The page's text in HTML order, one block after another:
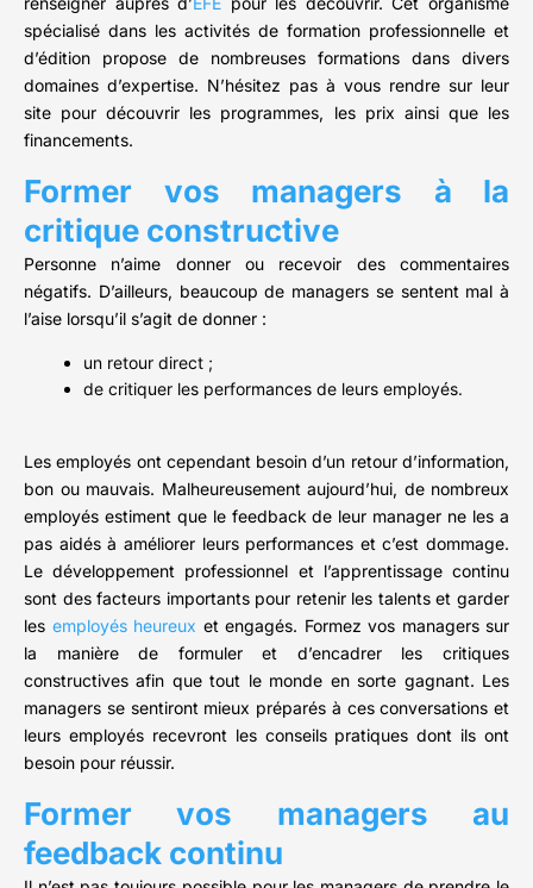
spécialisé dans les activités de formation professionnelle et
d’édition propose de nombreuses formations dans divers
domaines d’expertise. N’hésitez pas à vous rendre sur leur
site pour découvrir les programmes, les prix ainsi que les
financements.
Former vos managers à la
critique constructive
Personne n’aime donner ou recevoir des commentaires
négatifs. D’ailleurs, beaucoup de managers se sentent mal à
l’aise lorsqu’il s’agit de donner :
un retour direct ;
de critiquer les performances de leurs employés.
Les employés ont cependant besoin d’un retour d’information,
bon ou mauvais. Malheureusement aujourd’hui, de nombreux
employés estiment que le feedback de leur manager ne les a
pas aidés à améliorer leurs performances et c’est dommage.
Le développement professionnel et l’apprentissage continu
sont des facteurs importants pour retenir les talents et garder
les employés heureux et engagés. Formez vos managers sur
la manière de formuler et d’encadrer les critiques
constructives afin que tout le monde en sorte gagnant. Les
managers se sentiront mieux préparés à ces conversations et
leurs employés recevront les conseils pratiques dont ils ont
besoin pour réussir.
Former vos managers au
feedback continu